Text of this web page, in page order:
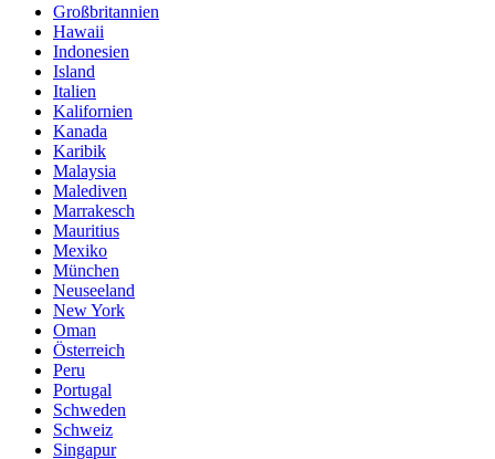
Großbritannien
Hawaii
Indonesien
Island
Italien
Kalifornien
Kanada
Karibik
Malaysia
Malediven
Marrakesch
Mauritius
Mexiko
München
Neuseeland
New York
Oman
Österreich
Peru
Portugal
Schweden
Schweiz
Singapur